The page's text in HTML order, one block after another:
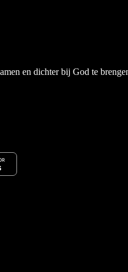
en dichter bij God te